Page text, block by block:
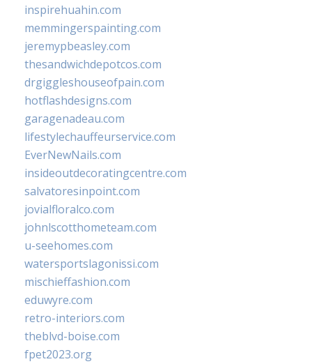
inspirehuahin.com
memmingerspainting.com
jeremypbeasley.com
thesandwichdepotcos.com
drgiggleshouseofpain.com
hotflashdesigns.com
garagenadeau.com
lifestylechauffeurservice.com
EverNewNails.com
insideoutdecoratingcentre.com
salvatoresinpoint.com
jovialfloralco.com
johnlscotthometeam.com
u-seehomes.com
watersportslagonissi.com
mischieffashion.com
eduwyre.com
retro-interiors.com
theblvd-boise.com
fpet2023.org